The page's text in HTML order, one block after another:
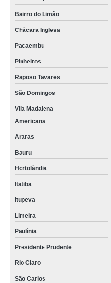
Bairro do Limão
Chácara Inglesa
Pacaembu
Pinheiros
Raposo Tavares
São Domingos
Vila Madalena
Americana
Araras
Bauru
Hortolândia
Itatiba
Itupeva
Limeira
Paulínia
Presidente Prudente
Rio Claro
São Carlos